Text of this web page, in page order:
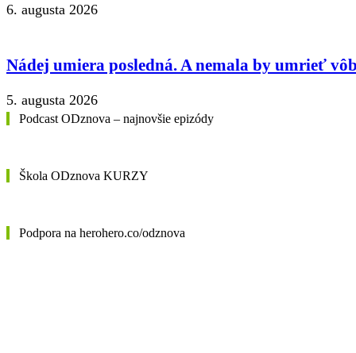
6. augusta 2026
Nádej umiera posledná. A nemala by umrieť
5. augusta 2026
Podcast ODznova – najnovšie epizódy
Škola ODznova KURZY
Podpora na herohero.co/odznova